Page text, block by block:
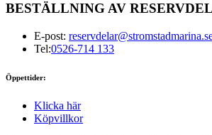
BESTÄLLNING AV
E-post:
Tel:0526-714 133
Öppettider:
Klicka här
Köpvillkor